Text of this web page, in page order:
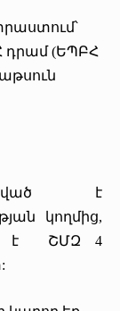
դրամ (ԵՊԲՀ
է
կողմից,
է ՇՄԶ 4